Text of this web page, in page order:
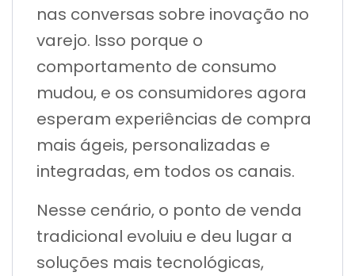
nas conversas sobre inovação no
varejo. Isso porque o
comportamento de consumo
mudou, e os consumidores agora
esperam experiências de compra
mais ágeis, personalizadas e
integradas, em todos os canais.
Nesse cenário, o ponto de venda
tradicional evoluiu e deu lugar a
soluções mais tecnológicas,